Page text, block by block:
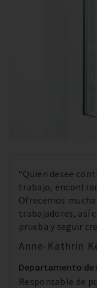
“Quien desee
trabajo,
Ofrecemos
trabajadores, así
prueba y seguir
Anne-Kathrin
Departamento de
Responsable de